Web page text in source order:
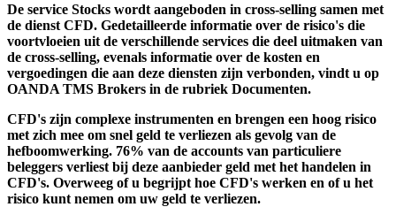
De service Stocks wordt aangeboden in cross-selling samen met
de dienst CFD. Gedetailleerde informatie over de risico's die
voortvloeien uit de verschillende services die deel uitmaken van
de cross-selling, evenals informatie over de kosten en
vergoedingen die aan deze diensten zijn verbonden, vindt u op
OANDA TMS Brokers in de rubriek Documenten.
CFD's zijn complexe instrumenten en brengen een hoog risico
met zich mee om snel geld te verliezen als gevolg van de
hefboomwerking. 76% van de accounts van particuliere
beleggers verliest bij deze aanbieder geld met het handelen in
CFD's. Overweeg of u begrijpt hoe CFD's werken en of u het
risico kunt nemen om uw geld te verliezen.